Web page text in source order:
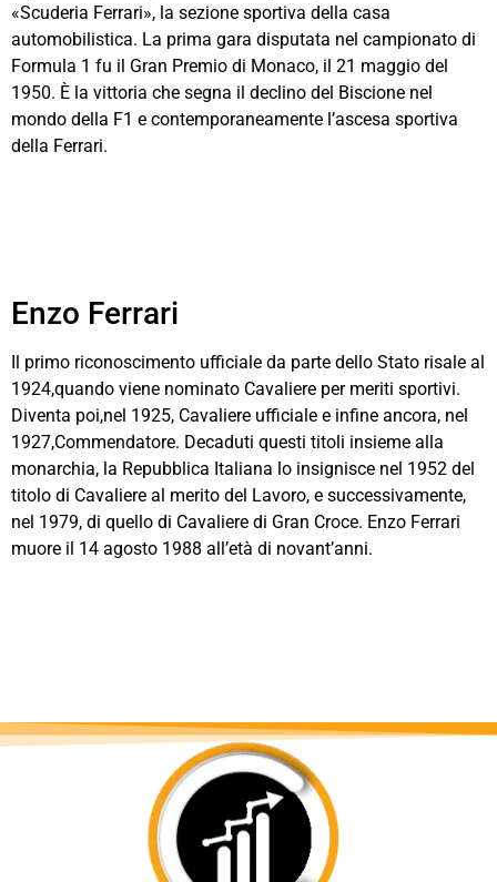
«Scuderia Ferrari», la sezione sportiva della casa
automobilistica. La prima gara disputata nel campionato di
Formula 1 fu il Gran Premio di Monaco, il 21 maggio del
1950. È la vittoria che segna il declino del Biscione nel
mondo della F1 e contemporaneamente l’ascesa sportiva
della Ferrari.
Enzo Ferrari
Il primo riconoscimento ufficiale da parte dello Stato risale al
1924,quando viene nominato Cavaliere per meriti sportivi.
Diventa poi,nel 1925, Cavaliere ufficiale e infine ancora, nel
1927,Commendatore. Decaduti questi titoli insieme alla
monarchia, la Repubblica Italiana lo insignisce nel 1952 del
titolo di Cavaliere al merito del Lavoro, e successivamente,
nel 1979, di quello di Cavaliere di Gran Croce. Enzo Ferrari
muore il 14 agosto 1988 all’età di novant’anni.